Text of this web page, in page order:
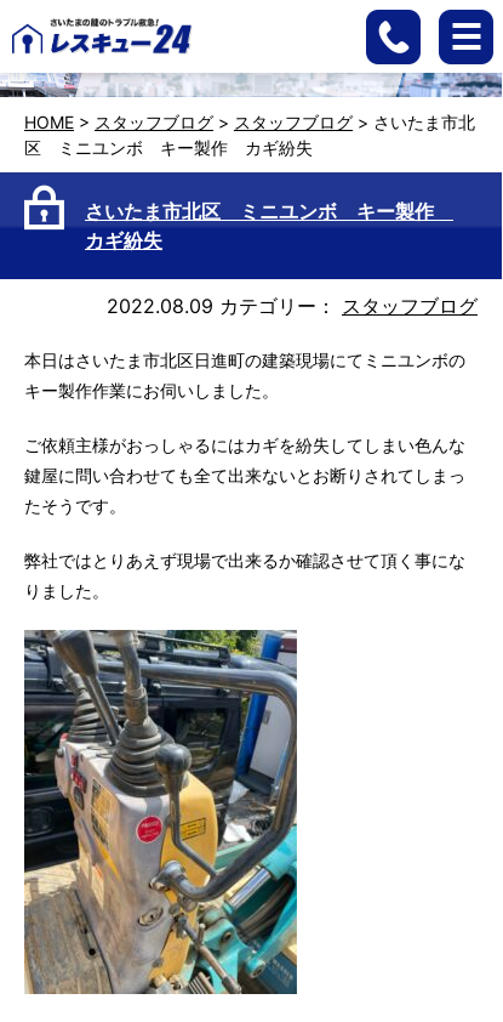
HOME > スタッフブログ > スタッフブログ > さいたま市北
区 ミニユンボ キー製作 カギ紛失
さいたま市北区 ミニユンボ キー製作
カギ紛失
2022.08.09 カテゴリー： スタッフブログ
本日はさいたま市北区日進町の建築現場にてミニユンボの
キー製作作業にお伺いしました。
ご依頼主様がおっしゃるにはカギを紛失してしまい色んな
鍵屋に問い合わせても全て出来ないとお断りされてしまっ
たそうです。
弊社ではとりあえず現場で出来るか確認させて頂く事にな
りました。